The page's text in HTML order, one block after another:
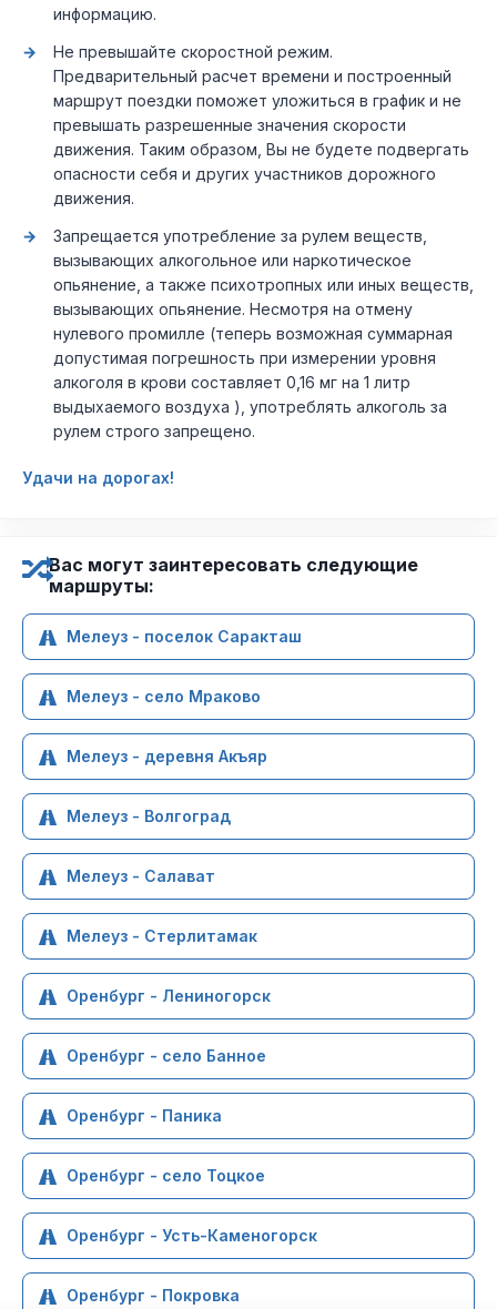
информацию.
Не превышайте скоростной режим.
Предварительный расчет времени и построенный
маршрут поездки поможет уложиться в график и не
превышать разрешенные значения скорости
движения. Таким образом, Вы не будете подвергать
опасности себя и других участников дорожного
движения.
Запрещается употребление за рулем веществ,
вызывающих алкогольное или наркотическое
опьянение, а также психотропных или иных веществ,
вызывающих опьянение. Несмотря на отмену
нулевого промилле (теперь возможная суммарная
допустимая погрешность при измерении уровня
алкоголя в крови составляет 0,16 мг на 1 литр
выдыхаемого воздуха ), употреблять алкоголь за
рулем строго запрещено.
Удачи на дорогах!
Вас могут заинтересовать следующие
маршруты:
Мелеуз - поселок Саракташ
Мелеуз - село Мраково
Мелеуз - деревня Акъяр
Мелеуз - Волгоград
Мелеуз - Салават
Мелеуз - Стерлитамак
Оренбург - Лениногорск
Оренбург - село Банное
Оренбург - Паника
Оренбург - село Тоцкое
Оренбург - Усть-Каменогорск
Оренбург - Покровка